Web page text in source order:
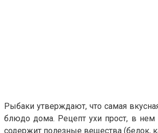
Рыбаки утверждают, что самая
блюдо дома. Рецепт ухи прост, в нем
содержит полезные вещества (белок,